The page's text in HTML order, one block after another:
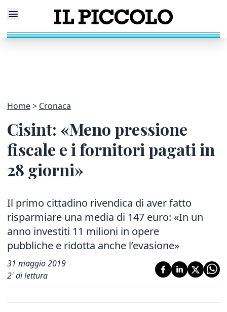
Home Cronaca
Cisint: «Meno pressione
fiscale e i fornitori pagati in
28 giorni»
Il primo cittadino rivendica di aver fatto
risparmiare una media di 147 euro: «In un
anno investiti 11 milioni in opere
pubbliche e ridotta anche l’evasione»
31 maggio 2019
2' di lettura